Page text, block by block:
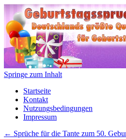
Springe zum Inhalt
Startseite
Kontakt
Nutzungsbedingungen
Impressum
← Sprüche für die Tante zum 50.